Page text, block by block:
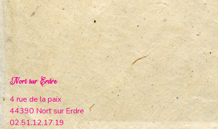
Nort sur Erdre
4 rue de la paix
44390 Nort sur Erdre
02.51.12.17.19